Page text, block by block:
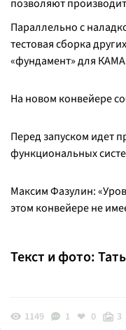
позволяют
Параллельно с
тестовая сборка
«фундамент» для
На новом конвейере
Перед запуском идет
функциональных
Максим Фазулин:
этом конвейере не
Текст и фото:
1149 1 0 3